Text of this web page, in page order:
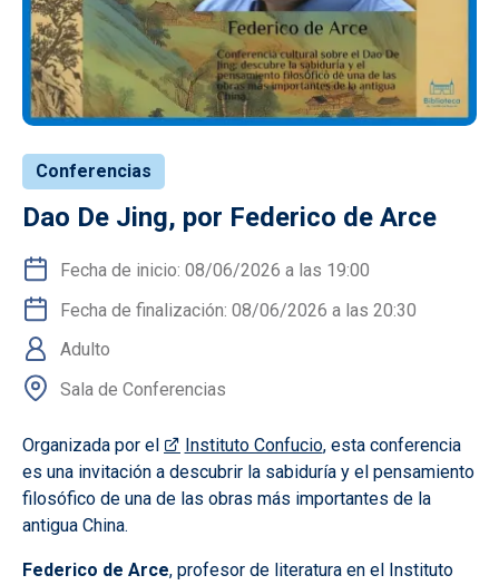
Conferencias
Dao De Jing, por Federico de Arce
Fecha de inicio: 08/06/2026 a las 19:00
Fecha de finalización: 08/06/2026 a las 20:30
Adulto
Sala de Conferencias
Organizada por el Instituto Confucio, esta conferencia
es una invitación a descubrir la sabiduría y el pensamiento
filosófico de una de las obras más importantes de la
antigua China.
Federico de Arce, profesor de literatura en el Instituto